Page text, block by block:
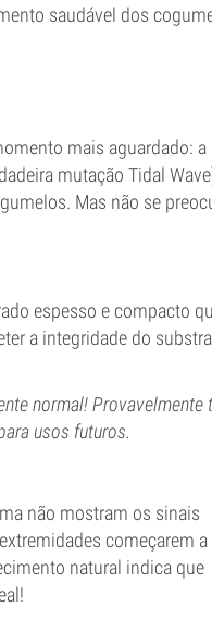
saudável dos
mais aguardado: a
mutação Tidal
Mas não se
espesso e compacto
a integridade do
normal! Provavelmente
usos futuros.
não mostram os sinais
começarem a
natural indica que